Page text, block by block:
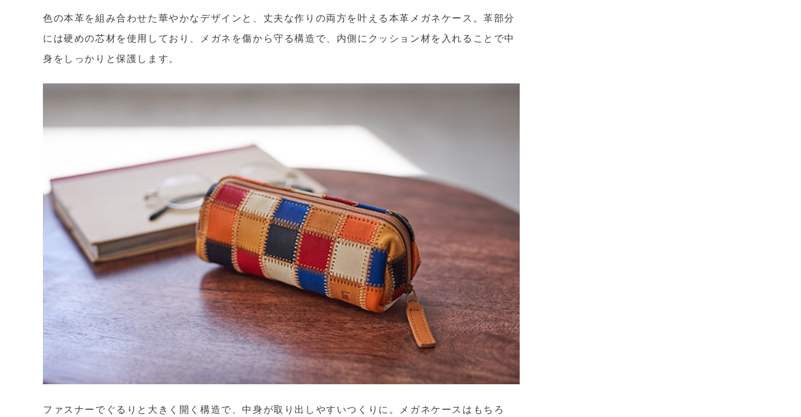
色の本革を組み合わせた華やかなデザインと、丈夫な作りの両方を叶える本革メガネケース。革部分
には硬めの芯材を使用しており、メガネを傷から守る構造で、内側にクッション材を入れることで中
身をしっかりと保護します。
ファスナーでぐるりと大きく開く構造で、中身が取り出しやすいつくりに。メガネケースはもちろ